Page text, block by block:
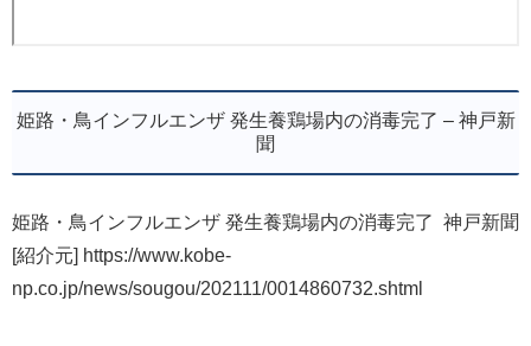
姫路・鳥インフルエンザ 発生養鶏場内の消毒完了 – 神戸新
聞
姫路・鳥インフルエンザ 発生養鶏場内の消毒完了 神戸新聞
[紹介元] https://www.kobe-
np.co.jp/news/sougou/202111/0014860732.shtml